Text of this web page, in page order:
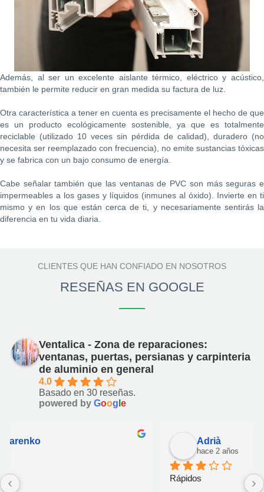
Además, al ser un excelente aislante térmico, eléctrico y acústico,
también le permite reducir en gran medida su factura de luz.
Otra característica a tener en cuenta es precisamente el hecho de que
es un producto ecológicamente sostenible, ya que es totalmente
reciclable (utilizado 10 veces sin pérdida de calidad), duradero (no
necesita ser reemplazado con frecuencia), no emite sustancias tóxicas
y se fabrica con un bajo consumo de energía.
Cabe señalar también que las ventanas de PVC son más seguras e
impermeables a los gases y líquidos (inmunes al óxido). Invierte en ti
mismo y en los que están cerca de ti, y necesariamente sentirás la
diferencia en tu vida diaria.
CLIENTES QUE HAN CONFIADO EN NOSOTROS
RESEÑAS EN GOOGLE
Ventalica - Zona de reparaciones:
ventanas, puertas, persianas y carpinteria
de aluminio en general
4.0
Basado en 30 reseñas.
powered by Goog e